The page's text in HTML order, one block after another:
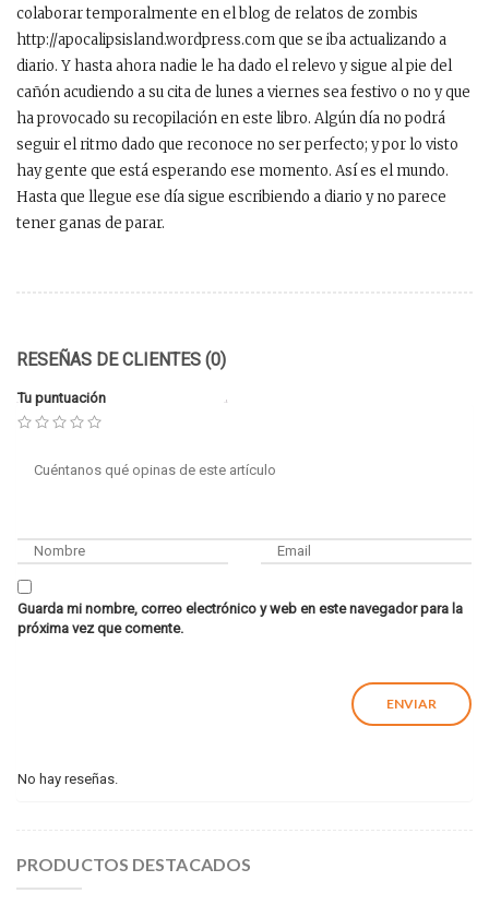
colaborar temporalmente en el blog de relatos de zombis
http://apocalipsisland.wordpress.com que se iba actualizando a
diario. Y hasta ahora nadie le ha dado el relevo y sigue al pie del
cañón acudiendo a su cita de lunes a viernes sea festivo o no y que
ha provocado su recopilación en este libro. Algún día no podrá
seguir el ritmo dado que reconoce no ser perfecto; y por lo visto
hay gente que está esperando ese momento. Así es el mundo.
Hasta que llegue ese día sigue escribiendo a diario y no parece
tener ganas de parar.
RESEÑAS DE CLIENTES (0)
Tu puntuación
Guarda mi nombre, correo electrónico y web en este navegador para la
próxima vez que comente.
No hay reseñas.
PRODUCTOS DESTACADOS